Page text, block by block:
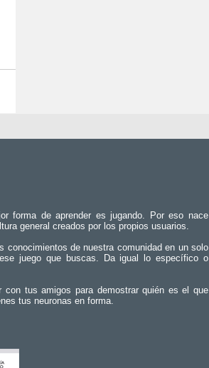
forma de aprender es jugando. Por eso nace
general creados por los propios usuarios.
conocimientos de nuestra comunidad en un solo
juego que buscas. Da igual lo específico o
con tus amigos para demostrar quién es el que
tus neuronas en forma.